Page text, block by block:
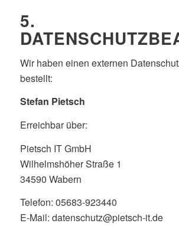
5.
Wir haben einen externen
bestellt:
Stefan Pietsch
Erreichbar über:
Pietsch IT GmbH
Wilhelmshöher Straße 1
34590 Wabern
Telefon: 05683-923440
E-Mail: datenschutz@pietsch-it.de